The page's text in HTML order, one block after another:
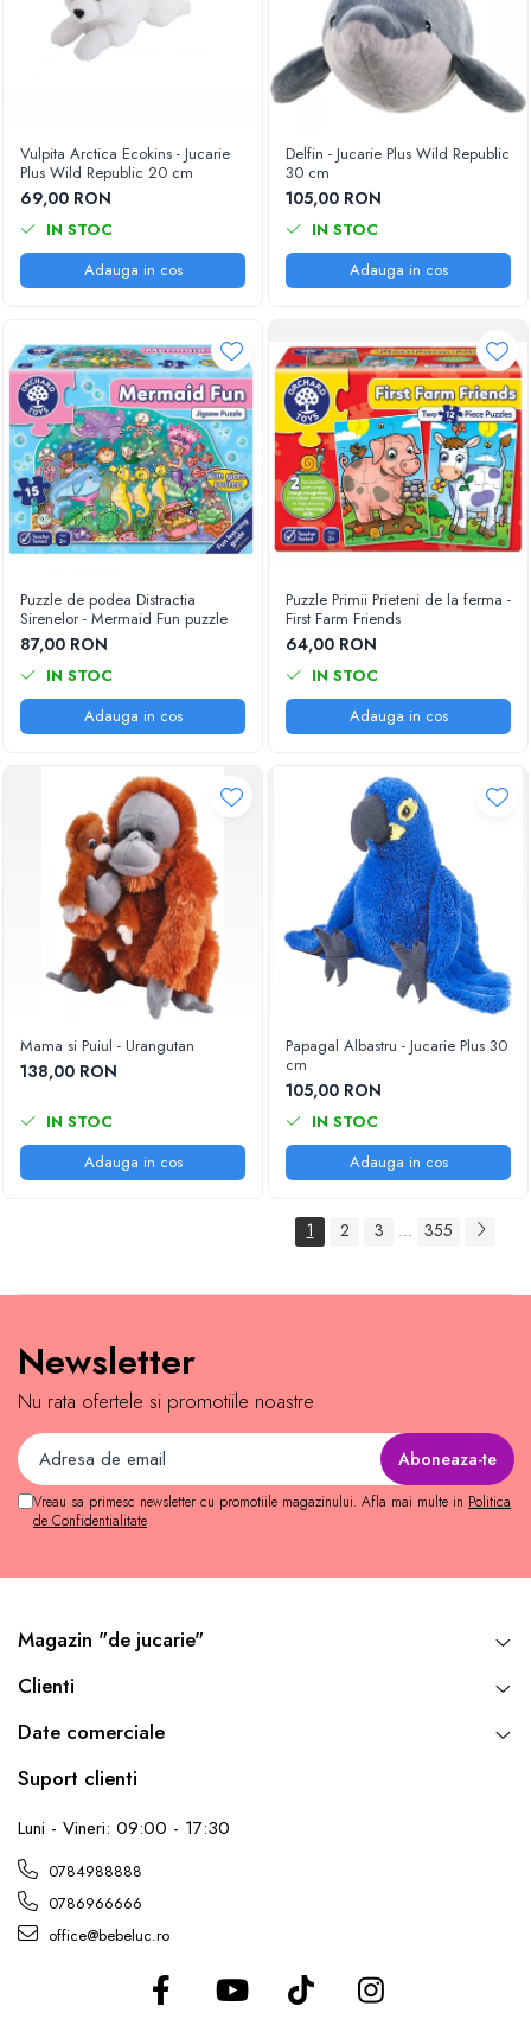
Vulpita Arctica Ecokins - Jucarie
Plus Wild Republic 20 cm
69,00 RON
IN STOC
Adauga in cos
Delfin - Jucarie Plus Wild Republic
30 cm
105,00 RON
IN STOC
Adauga in cos
Puzzle de podea Distractia
Sirenelor - Mermaid Fun puzzle
87,00 RON
IN STOC
Adauga in cos
Puzzle Primii Prieteni de la ferma -
First Farm Friends
64,00 RON
IN STOC
Adauga in cos
Mama si Puiul - Urangutan
138,00 RON
IN STOC
Adauga in cos
Papagal Albastru - Jucarie Plus 30
cm
105,00 RON
IN STOC
Adauga in cos
1 2 3 ... 355
Newsletter
Nu rata ofertele si promotiile noastre
Vreau sa primesc newsletter cu promotiile magazinului. Afla mai multe in Politica
de Confidentialitate
Magazin "de jucarie"
Clienti
Date comerciale
Suport clienti
Luni - Vineri: 09:00 - 17:30
0784988888
0786966666
office@bebeluc.ro